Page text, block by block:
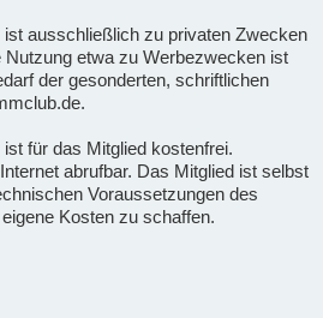
ausschließlich zu privaten Zwecken
Nutzung etwa zu Werbezwecken ist
der gesonderten, schriftlichen
für das Mitglied kostenfrei.
abrufbar. Das Mitglied ist selbst
Voraussetzungen des
Kosten zu schaffen.